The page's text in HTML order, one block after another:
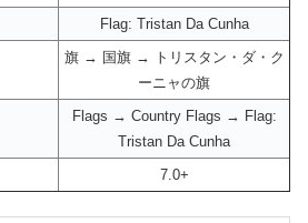
Flag: Tristan Da Cunha
旗 → 国旗 → トリスタン・ダ・ク
ーニャの旗
Flags → Country Flags → Flag:
Tristan Da Cunha
7.0+